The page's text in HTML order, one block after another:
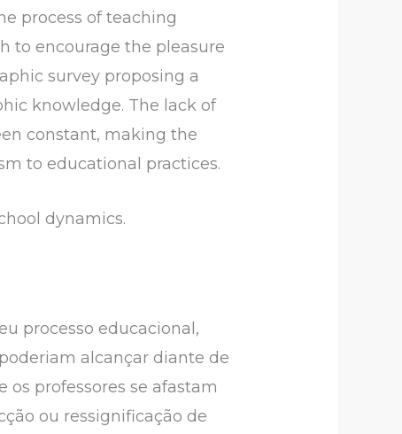
process of teaching
to encourage the pleasure
survey proposing a
knowledge. The lack of
constant, making the
to educational practices.
dynamics.
processo educacional,
alcançar diante de
os professores se afastam
ou ressignificação de